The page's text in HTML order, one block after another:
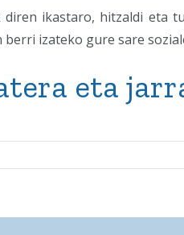
ikastaro, hitzaldi
izateko gure sare
eta